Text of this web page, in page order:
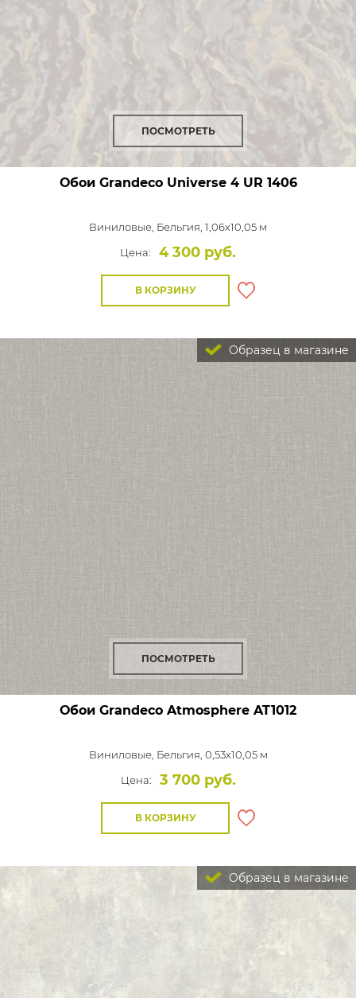
ПОСМОТРЕТЬ
Обои Grandeco Universe 4UR 1406
Виниловые, Бельгия, 1,06x10,05 м
Цена:
4 300 руб.
В КОРЗИНУ
Образец в магазине
ПОСМОТРЕТЬ
Обои Grandeco Atmosphere AT1012
Виниловые, Бельгия, 0,53x10,05 м
Цена:
3 700 руб.
В КОРЗИНУ
Образец в магазине